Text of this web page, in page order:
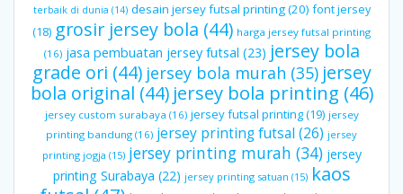
terbaik di dunia (14) desain jersey futsal printing(20) font jersey
(18) grosir jersey bola (44) harga jersey futsal printing
(16) jasa pembuatan jersey futsal (23) jersey bola
grade ori (44) jersey bola murah (35) jersey
bola original (44) jersey bola printing (46)
jersey custom surabaya (16) jersey futsal printing(19) jersey
printing bandung (16) jersey printing futsal (26) jersey
printing jogja (15) jersey printing murah (34) jersey
printing Surabaya (22) jersey printing satuan (15) kaos